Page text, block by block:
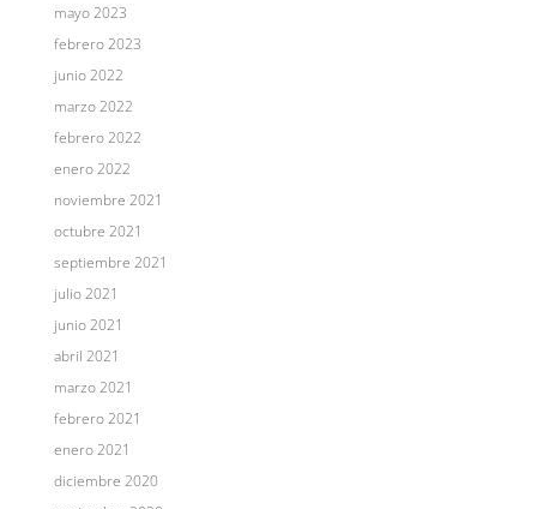
mayo 2023
febrero 2023
junio 2022
marzo 2022
febrero 2022
enero 2022
noviembre 2021
octubre 2021
septiembre 2021
julio 2021
junio 2021
abril 2021
marzo 2021
febrero 2021
enero 2021
diciembre 2020